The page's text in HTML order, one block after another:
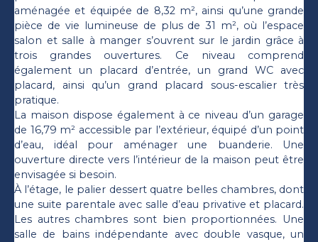
aménagée et équipée de 8,32 m², ainsi qu’une grande
pièce de vie lumineuse de plus de 31 m², où l’espace
salon et salle à manger s’ouvrent sur le jardin grâce à
trois grandes ouvertures. Ce niveau comprend
également un placard d’entrée, un grand WC avec
placard, ainsi qu’un grand placard sous-escalier très
pratique.
La maison dispose également à ce niveau d’un garage
de 16,79 m² accessible par l’extérieur, équipé d’un point
d’eau, idéal pour aménager une buanderie. Une
ouverture directe vers l’intérieur de la maison peut être
envisagée si besoin.
À l’étage, le palier dessert quatre belles chambres, dont
une suite parentale avec salle d’eau privative et placard.
Les autres chambres sont bien proportionnées. Une
salle de bains indépendante avec double vasque, un